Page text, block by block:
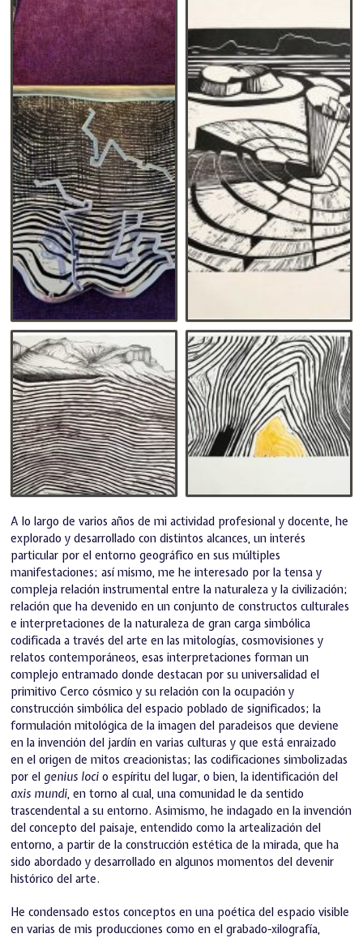
A lo largo de varios años de mi actividad profesional y docente, he
explorado y desarrollado con distintos alcances, un interés
particular por el entorno geográfico en sus múltiples
manifestaciones; así mismo, me he interesado por la tensa y
compleja relación instrumental entre la naturaleza y la civilización;
relación que ha devenido en un conjunto de constructos culturales
e interpretaciones de la naturaleza de gran carga simbólica
codificada a través del arte en las mitologías, cosmovisiones y
relatos contemporáneos, esas interpretaciones forman un
complejo entramado donde destacan por su universalidad el
primitivo Cerco cósmico y su relación con la ocupación y
construcción simbólica del espacio poblado de significados; la
formulación mitológica de la imagen del paradeisos que deviene
en la invención del jardín en varias culturas y que está enraizado
en el origen de mitos creacionistas; las codificaciones simbolizadas
por el genius loci o espíritu del lugar, o bien, la identificación del
axis mundi, en torno al cual, una comunidad le da sentido
trascendental a su entorno. Asimismo, he indagado en la invención
del concepto del paisaje, entendido como la artealización del
entorno, a partir de la construcción estética de la mirada, que ha
sido abordado y desarrollado en algunos momentos del devenir
histórico del arte.
He condensado estos conceptos en una poética del espacio visible
en varias de mis producciones como en el grabado-xilografía,